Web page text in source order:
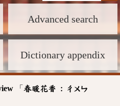
Advanced search
Dictionary appendix
「 春暖花香 :
ㄔㄨㄣ